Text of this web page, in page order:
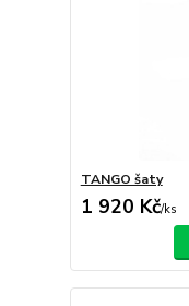
TANGO šaty
1 920 Kč/ks